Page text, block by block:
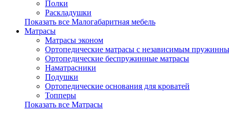
Полки
Раскладушки
Показать все Малогабаритная мебель
Матрасы
Матрасы эконом
Ортопедические матрасы с независимым
Ортопедические беспружинные матрасы
Наматрасники
Подушки
Ортопедические основания для кроватей
Топперы
Показать все Матрасы